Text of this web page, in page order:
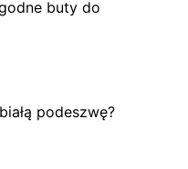
buty do
podeszwę?